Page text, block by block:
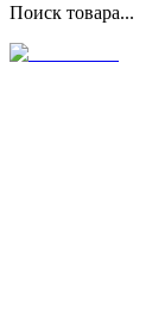
Поиск товара...